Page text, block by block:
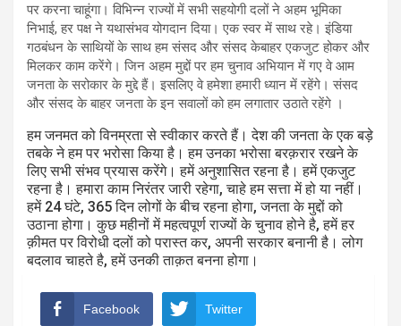
पर करना चाहूंगा। विभिन्न राज्यों में सभी सहयोगी दलों ने अहम भूमिका
निभाई, हर पक्ष ने यथासंभव योगदान दिया। एक स्वर में साथ रहे। इंडिया
गठबंधन के साथियों के साथ हम संसद और संसद केबाहर एकजुट होकर और
मिलकर काम करेंगे। जिन अहम मुद्दों पर हम चुनाव अभियान में गए वे आम
जनता के सरोकार के मुद्दे हैं। इसलिए वे हमेशा हमारी ध्यान में रहेंगे। संसद
और संसद के बाहर जनता के इन सवालों को हम लगातार उठाते रहेंगे ।
हम जनमत को विनम्रता से स्वीकार करते हैं। देश की जनता के एक बड़े
तबके ने हम पर भरोसा किया है। हम उनका भरोसा बरक़रार रखने के
लिए सभी संभव प्रयास करेंगे। हमें अनुशासित रहना है। हमें एकजुट
रहना है। हमारा काम निरंतर जारी रहेगा, चाहे हम सत्ता में हो या नहीं।
हमें 24 घंटे, 365 दिन लोगों के बीच रहना होगा, जनता के मुद्दों को
उठाना होगा। कुछ महीनों में महत्वपूर्ण राज्यों के चुनाव होने है, हमें हर
क़ीमत पर विरोधी दलों को परास्त कर, अपनी सरकार बनानी है। लोग
बदलाव चाहते है, हमें उनकी ताक़त बनना होगा।
Facebook Twitter